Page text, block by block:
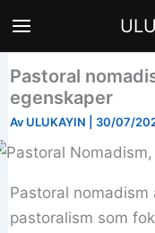
till
Pastoral
egenskaper
Av ULUKAYIN 30/07/
Pastoral
pastoralism som